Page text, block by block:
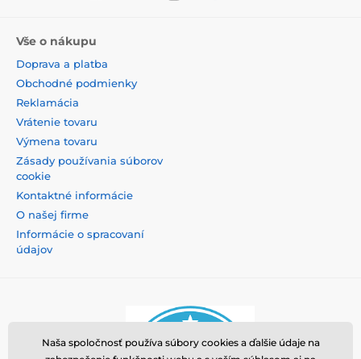
Vše o nákupu
Doprava a platba
Obchodné podmienky
Reklamácia
Vrátenie tovaru
Výmena tovaru
Zásady používania súborov
cookie
Kontaktné informácie
O našej firme
Informácie o spracovaní
údajov
Naša spoločnosť používa súbory cookies a ďalšie údaje na